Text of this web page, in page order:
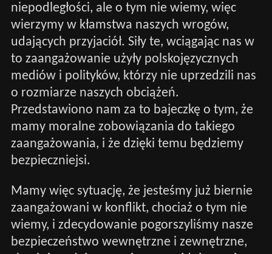
niepodległości, ale o tym nie wiemy, więc
wierzymy w kłamstwa naszych wrogów,
udających przyjaciół. Siły te, wciągając nas w
to zaangażowanie użyły polskojęzycznych
mediów i polityków, którzy nie uprzedzili nas
o rozmiarze naszych obciążeń.
Przedstawiono nam za to bajeczkę o tym, że
mamy moralne zobowiązania do takiego
zaangażowania, i że dzięki temu będziemy
bezpieczniejsi.
Mamy więc sytuację, że jesteśmy już biernie
zaangażowani w konflikt, chociaż o tym nie
wiemy, i zdecydowanie pogorszyliśmy nasze
bezpieczeństwo wewnętrzne i zewnętrzne,